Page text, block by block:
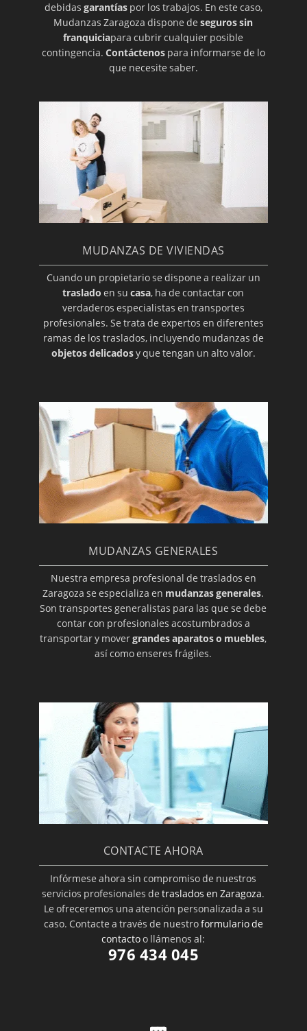
debidas garantíaspor los trabajos. En este caso,
Mudanzas Zaragoza dispone deseguros sin
franquiciapara cubrir cualquier posible
contingencia. Contáctenospara informarse de lo
que necesite saber.
MUDANZAS DE VIVIENDAS
Cuando un propietario se dispone a realizar un
traslado en sucasa, ha de contactar con
verdaderos especialistas en transportes
profesionales. Se trata de expertos en diferentes
ramas de los traslados, incluyendo mudanzas de
objetos delicadosy que tengan un alto valor.
MUDANZAS GENERALES
Nuestra empresa profesional de traslados en
Zaragoza se especializa en mudanzas generales.
Son transportes generalistas para las que se debe
contar con profesionales acostumbrados a
transportar y movergrandes aparatos o muebles,
así como enseres frágiles.
CONTACTE AHORA
Infórmese ahora sin compromiso de nuestros
servicios profesionales detraslados en Zaragoza.
Le ofreceremos una atención personalizada a su
caso. Contacte a través de nuestroformulario de
contactoo llámenos al:
976 434 045